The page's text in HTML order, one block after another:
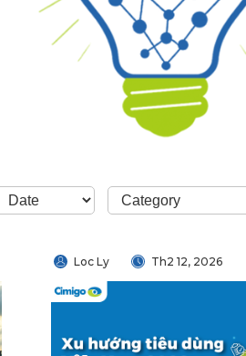
BẮT ĐẦU NGAY
Loc Ly Th2 12, 2026